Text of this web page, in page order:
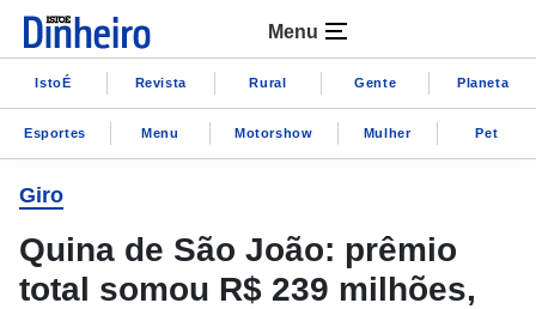
Menu
IstoÉ Revista Rural Gente Planeta
Esportes Menu Motorshow Mulher Pet
Giro
Quina de São João: prêmio
total somou R$ 239 milhões,